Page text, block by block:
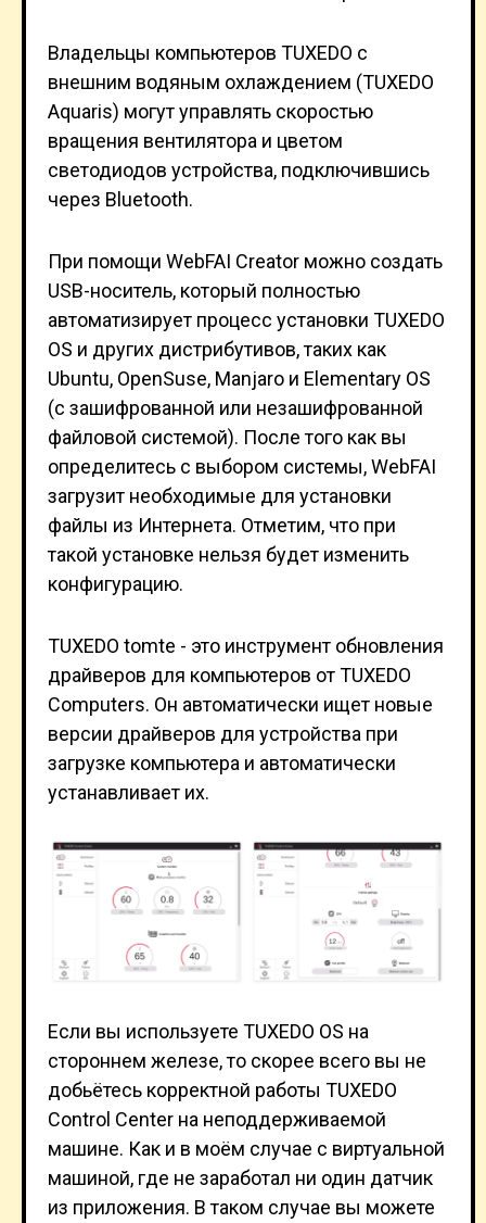
Владельцы компьютеров TUXEDO с
внешним водяным охлаждением (TUXEDO
Aquaris) могут управлять скоростью
вращения вентилятора и цветом
светодиодов устройства, подключившись
через Bluetooth.
При помощи WebFAI Creator можно создать
USB-носитель, который полностью
автоматизирует процесс установки TUXEDO
OS и других дистрибутивов, таких как
Ubuntu, OpenSuse, Manjaro и Elementary OS
(с зашифрованной или незашифрованной
файловой системой). После того как вы
определитесь с выбором системы, WebFAI
загрузит необходимые для установки
файлы из Интернета. Отметим, что при
такой установке нельзя будет изменить
конфигурацию.
TUXEDO tomte - это инструмент обновления
драйверов для компьютеров от TUXEDO
Computers. Он автоматически ищет новые
версии драйверов для устройства при
загрузке компьютера и автоматически
устанавливает их.
Если вы используете TUXEDO OS на
стороннем железе, то скорее всего вы не
добьётесь корректной работы TUXEDO
Control Center на неподдерживаемой
машине. Как и в моём случае с виртуальной
машиной, где не заработал ни один датчик
из приложения. В таком случае вы можете